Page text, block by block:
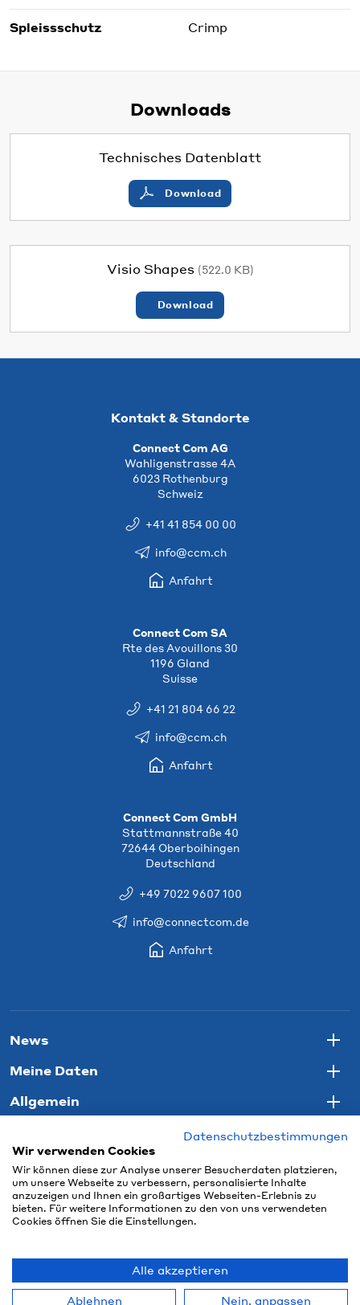
Spleissschutz Crimp
Downloads
Technisches Datenblatt
Download
Visio Shapes (522.0 KB)
Download
Kontakt & Standorte
Connect Com AG
Wahligenstrasse 4A
6023 Rothenburg
Schweiz
+41 41 854 00 00
info@ccm.ch
Anfahrt
Connect Com SA
Rte des Avouillons 30
1196 Gland
Suisse
+41 21 804 66 22
info@ccm.ch
Anfahrt
Connect Com GmbH
Stattmannstraße 40
72644 Oberboihingen
Deutschland
+49 7022 9607 100
info@connectcom.de
Anfahrt
News
Meine Daten
Allgemein
© 2026 Connect Com AG
powered by polynorm
Datenschutzbestimmungen
Wir verwenden Cookies
Wir können diese zur Analyse unserer Besucherdaten platzieren,
um unsere Webseite zu verbessern, personalisierte Inhalte
anzuzeigen und Ihnen ein großartiges Webseiten-Erlebnis zu
bieten. Für weitere Informationen zu den von uns verwendeten
Cookies öffnen Sie die Einstellungen.
Alle akzeptieren
Ablehnen Nein, anpassen